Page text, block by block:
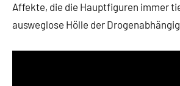
Affekte, die die Hauptfiguren immer
ausweglose Hölle der